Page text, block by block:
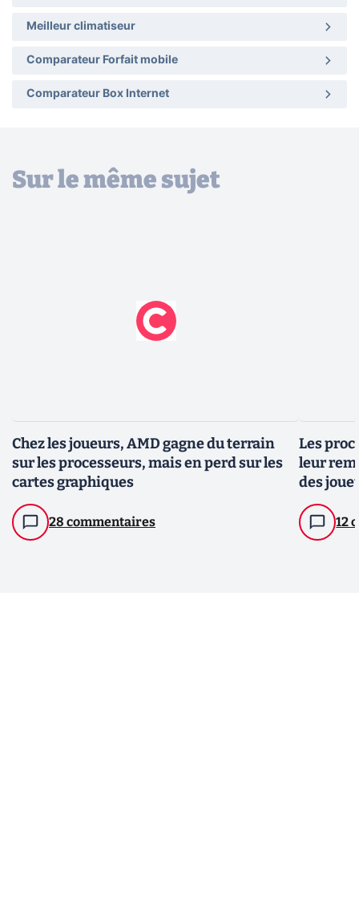
Meilleur climatiseur
Comparateur Forfait mobile
Comparateur Box Internet
Sur le même sujet
Chez les joueurs, AMD gagne du terrain
sur les processeurs, mais en perd sur les
cartes graphiques
28 commentaires
Les
leur
des
12